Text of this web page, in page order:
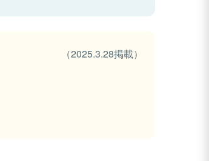
（2025.3.28掲載）